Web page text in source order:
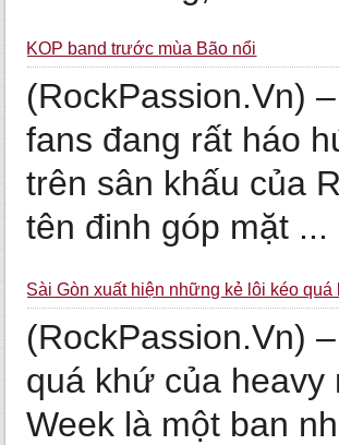
KOP band trước mùa Bão nổi
(RockPassion.Vn)
fans đang rất háo
trên sân khấu của
tên đinh góp mặt ...
Sài Gòn xuất hiện những kẻ lôi kéo quá
(RockPassion.Vn)
quá khứ của heavy
Week là một ban